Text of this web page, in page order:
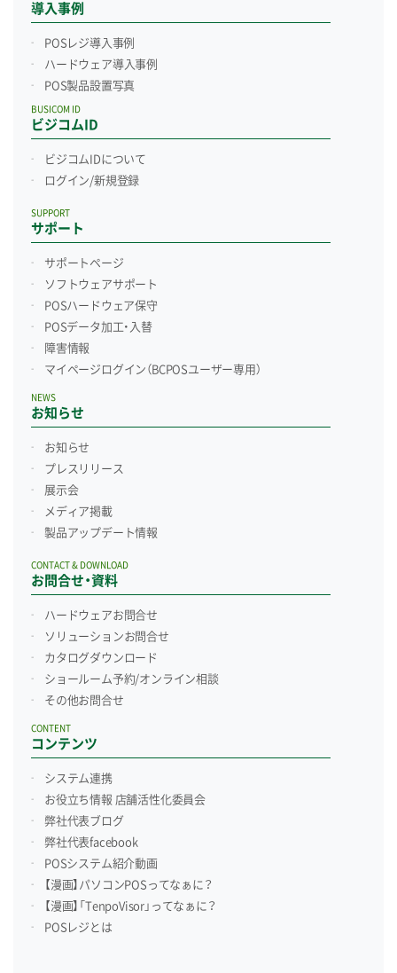
導入事例
POSレジ導入事例
ハードウェア導入事例
POS製品設置写真
ビジコムID
BUSICOM ID
ビジコムIDについて
ログイン/新規登録
サポート
SUPPORT
サポートページ
ソフトウェアサポート
POSハードウェア保守
POSデータ加工・入替
障害情報
マイページログイン （BCPOSユーザー専用）
お知らせ
NEWS
お知らせ
プレスリリース
展示会
メディア掲載
製品アップデート情報
お問合せ・資料
CONTACT & DOWNLOAD
ハードウェアお問合せ
ソリューションお問合せ
カタログダウンロード
ショールーム予約/オンライン相談
その他お問合せ
コンテンツ
CONTENT
システム連携
お役立ち情報 店舗活性化委員会
弊社代表ブログ
弊社代表facebook
POSシステム紹介動画
【漫画】パソコンPOSってなぁに？
【漫画】「TenpoVisor」ってなぁに？
POSレジとは